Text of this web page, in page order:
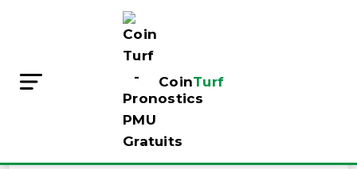
CoinTurf
Résultat Pmu du jour